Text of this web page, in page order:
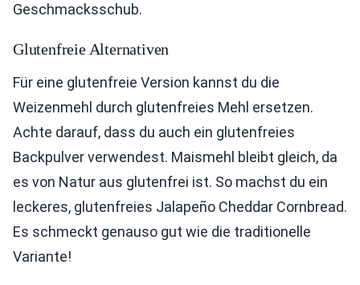
Geschmacksschub.
Glutenfreie Alternativen
Für eine glutenfreie Version kannst du die
Weizenmehl durch glutenfreies Mehl ersetzen.
Achte darauf, dass du auch ein glutenfreies
Backpulver verwendest. Maismehl bleibt gleich, da
es von Natur aus glutenfrei ist. So machst du ein
leckeres, glutenfreies Jalapeño Cheddar Cornbread.
Es schmeckt genauso gut wie die traditionelle
Variante!